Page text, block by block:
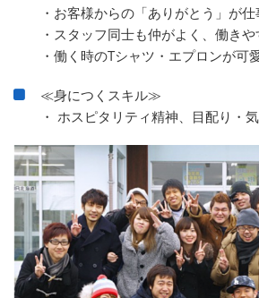
・お客様からの「ありがとう」が仕
・スタッフ同士も仲がよく、働きや
・働く時のTシャツ・エプロンが可
≪身につくスキル≫
・ ホスピタリティ精神、目配り・